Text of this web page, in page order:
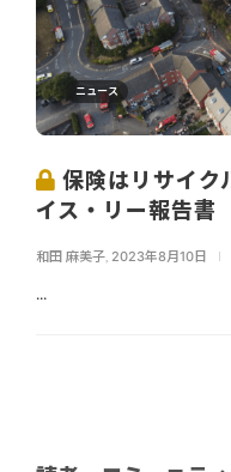
ニュース
保険はリサイク
イス・リー報告書
和田 麻美子, 2023年8月10日
...